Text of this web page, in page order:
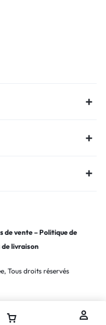
de vente–Politique de
livraison
Tous droits réservés